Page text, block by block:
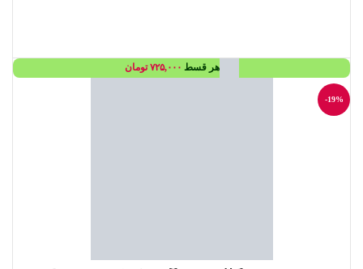
هر قسط ۷۲۵,۰۰۰ تومان
-19%